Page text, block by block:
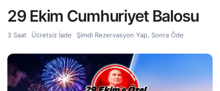
29 Ekim Cumhuriyet Balosu
3 Saat Ücretsiz İade Şimdi Rezervasyon Yap, Sonra Öde